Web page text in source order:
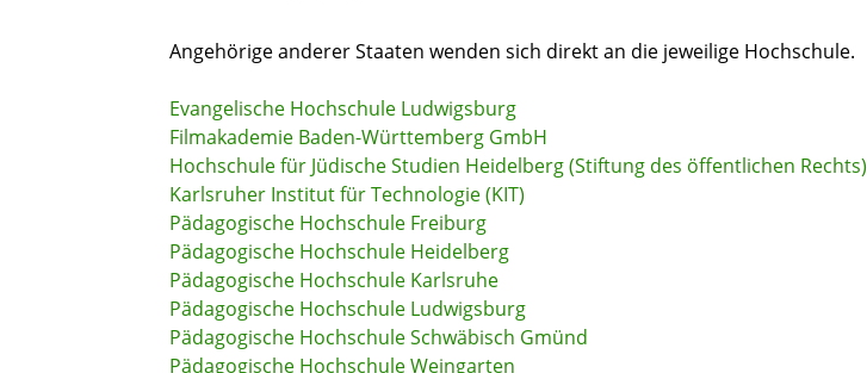
Angehörige anderer Staaten wenden sich direkt an die jeweilige Hochschule.
Evangelische Hochschule Ludwigsburg
Filmakademie Baden-Württemberg GmbH
Hochschule für Jüdische Studien Heidelberg (Stiftung des öffentlichen Rechts)
Karlsruher Institut für Technologie (KIT)
Pädagogische Hochschule Freiburg
Pädagogische Hochschule Heidelberg
Pädagogische Hochschule Karlsruhe
Pädagogische Hochschule Ludwigsburg
Pädagogische Hochschule Schwäbisch Gmünd
Pädagogische Hochschule Weingarten